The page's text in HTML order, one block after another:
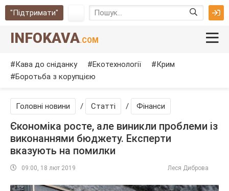
"Підтримати"
INFOKAVA.COM
Кава до сніданку Екотехнології
Крим
Боротьба з корупцією
Головні новини / Cтатті / Фінанси
Єкономіка росте, але виникли проблеми із
виконаннями бюджету. Експерти
вказують на помилки
09:00, 18 лют 2019 Леся Диброва